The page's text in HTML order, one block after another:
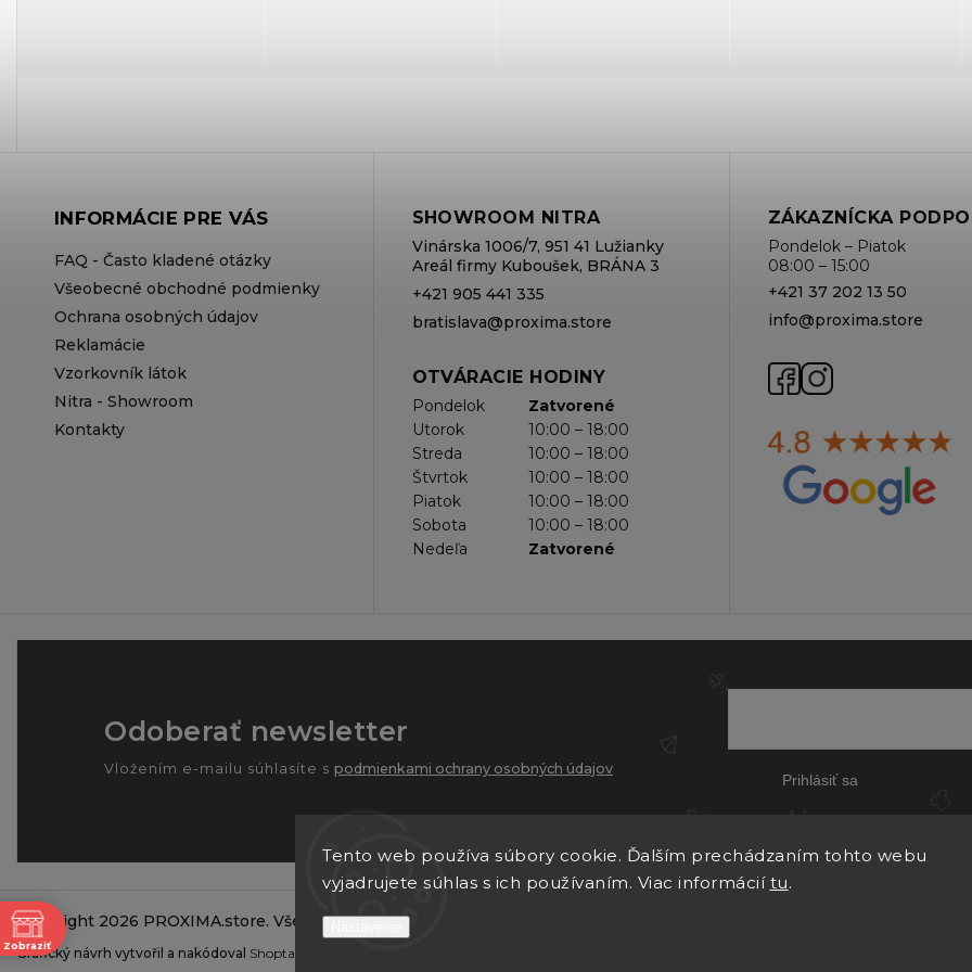
Tento web používa súbory cookie. Ďalším prechádzaním tohto webu
vyjadrujete súhlas s ich používaním. Viac informácií tu.
INFORMÁCIE PRE VÁS
FAQ - Často kladené otázky
Všeobecné obchodné podmienky
Ochrana osobných údajov
Reklamácie
Vzorkovník látok
Nitra - Showroom
Kontakty
SHOWROOM NITRA
Vinárska 1006/7, 951 41 Lužianky
Areál firmy Kuboušek, BRÁNA 3
+421 905 441 335
bratislava@proxima.store
OTVÁRACIE HODINY
Pondelok
Zatvorené
Utorok
10:00 – 18:00
Streda
10:00 – 18:00
Štvrtok
10:00 – 18:00
Piatok
10:00 – 18:00
Sobota
10:00 – 18:00
Nedeľa
Zatvorené
ZÁKAZNÍCKA
Pondelok – Piatok
08:00 – 15:00
+421 37 202 13 50
info@proxima.store
Odoberať newsletter
Vložením e-mailu súhlasíte s podmienkami ochrany osobných údajov
Prihlásiť sa
Copyright 2026 PROXIMA.store. Všetky práva vyhradené.
Grafický návrh vytvořil a nakódoval Shoptak.cz
Zobraziť